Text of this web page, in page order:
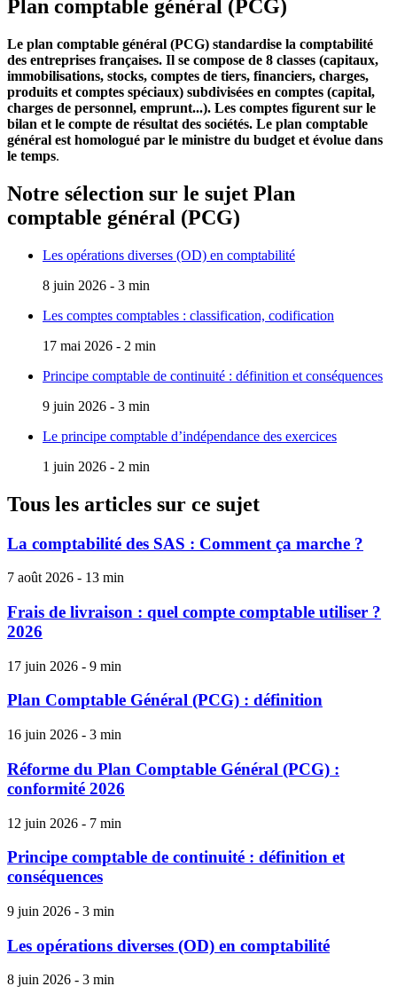
Plan comptable général (PCG)
Le plan comptable général (PCG) standardise la comptabilité
des entreprises françaises. Il se compose de 8 classes (capitaux,
immobilisations, stocks, comptes de tiers, financiers, charges,
produits et comptes spéciaux) subdivisées en comptes (capital,
charges de personnel, emprunt...). Les comptes figurent sur le
bilan et le compte de résultat des sociétés. Le plan comptable
général est homologué par le ministre du budget et évolue dans
le temps.
Notre sélection sur le sujet Plan
comptable général (PCG)
Les opérations diverses (OD) en comptabilité
8 juin 2026 - 3 min
Les comptes comptables : classification, codification
17 mai 2026 - 2 min
Principe comptable de continuité : définition et conséquences
9 juin 2026 - 3 min
Le principe comptable d’indépendance des exercices
1 juin 2026 - 2 min
Tous les articles sur ce sujet
La comptabilité des SAS : Comment ça marche ?
7 août 2026 - 13 min
Frais de livraison : quel compte comptable utiliser ?
2026
17 juin 2026 - 9 min
Plan Comptable Général (PCG) : définition
16 juin 2026 - 3 min
Réforme du Plan Comptable Général (PCG) :
conformité 2026
12 juin 2026 - 7 min
Principe comptable de continuité : définition et
conséquences
9 juin 2026 - 3 min
Les opérations diverses (OD) en comptabilité
8 juin 2026 - 3 min